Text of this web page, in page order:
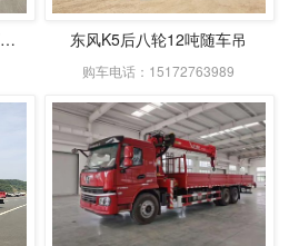
东风T5后双桥12吨随车吊厂家优惠促销 东风K5后八轮12吨随车吊
购车电话：15172763989